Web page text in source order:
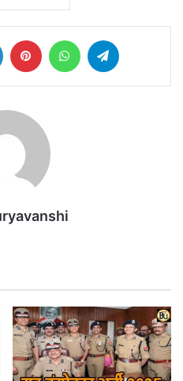
LinkedIn PinterestWhatsApp